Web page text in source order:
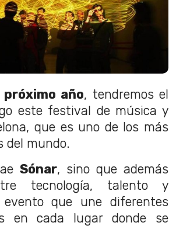
año, tendremos el
este festival de música y
que es uno de los más
del mundo.
Sónar, sino que además
tecnología, talento y
que une diferentes
en cada lugar donde se